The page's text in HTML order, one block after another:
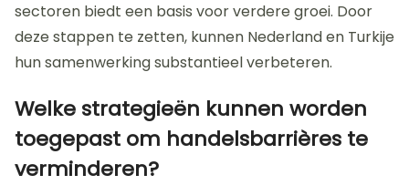
sectoren biedt een basis voor verdere groei. Door
deze stappen te zetten, kunnen Nederland en Turkije
hun samenwerking substantieel verbeteren.
Welke strategieën kunnen worden
toegepast om handelsbarrières te
verminderen?